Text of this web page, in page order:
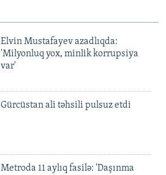
Elvin Mustafayev azadlıqda:
'Milyonluq yox, minlik korrupsiya
var'
Gürcüstan ali təhsili pulsuz etdi
Metroda 11 aylıq fasilə: 'Daşınma